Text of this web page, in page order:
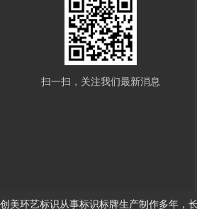
扫一扫，关注我们最新消息
创美环艺标识从事标识标牌生产制作多年，